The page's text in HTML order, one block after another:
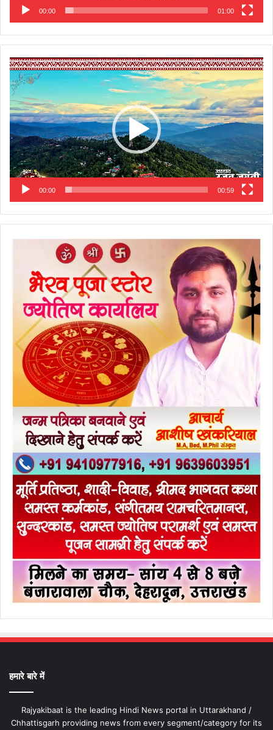
00:00 01:00
Video
Player
00:00 00:59
हमारे बारे में
Rajyakibaat is the leading Hindi News portal in Uttarakhand /
Chhattisgarh providing news from every segment/category for its